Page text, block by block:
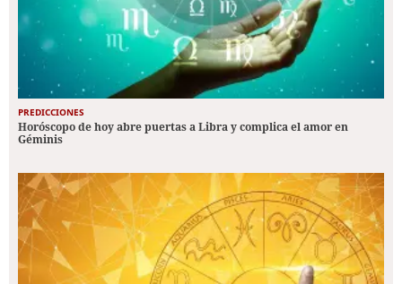
PREDICCIONES
Horóscopo de hoy abre puertas a Libra y complica el amor en
Géminis